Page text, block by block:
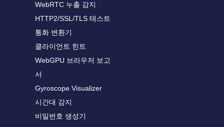
WebRTC 누출 감지
HTTP2/SSL/TLS 테스트
통화 변환기
클라이언트 힌트
WebGPU 브라우저 보고
서
Gyroscope Visualizer
시간대 감지
비밀번호 생성기